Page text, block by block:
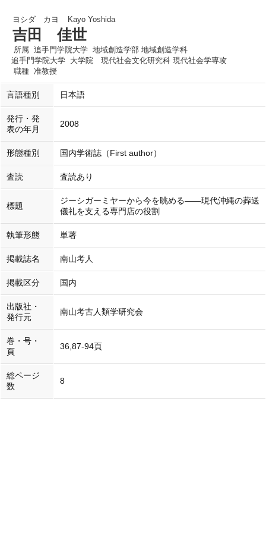
ヨシダ カヨ Kayo Yoshida
吉田 佳世
所属 追手門学院大学 地域創造学部 地域創造学科
追手門学院大学 大学院 現代社会文化研究科 現代社会学専攻
職種 准教授
言語種別 日本語
発行・発
表の年月
2008
形態種別 国内学術誌（First author）
査読 査読あり
標題
ジーシガーミヤーから今を眺める――現代沖縄の葬送
儀礼を支える専門店の役割
執筆形態 単著
掲載誌名 南山考人
掲載区分 国内
出版社・
発行元
南山考古人類学研究会
巻・号・
頁
36,87-94頁
総ページ
数
8